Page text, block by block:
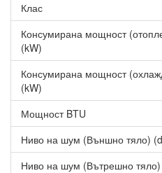
Климатикът осигурява
мощен
15,5 метра. Благодарение на
заоблени жалузи с широк
може да бъде насочван в една
ъгли, което гарантира
максимален комфорт.
Запо-чист и здравословен
UV-C лампа, която има
неутрализирането на бактерии,
вредни микроорганизми, като
качеството на въздуха в
Клас
Консумирана мощност
(kW)
Консумирана мощност
(kW)
Мощност BTU
Ниво на шум (Външно тяло)
Ниво на шум (Вътрешно